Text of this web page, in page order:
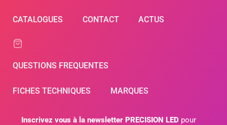
CATALOGUES CONTACT ACTUS
QUESTIONS FREQUENTES
FICHES TECHNIQUES MARQUES
Inscrivez vous à la newsletter PRECISION LEDpour